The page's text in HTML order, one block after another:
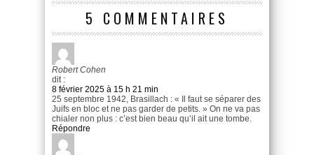
5 COMMENTAIRES
Robert Cohen
dit :
8 février 2025 à 15 h 21 min
25 septembre 1942, Brasillach : « Il faut se séparer des
Juifs en bloc et ne pas garder de petits. » On ne va pas
chialer non plus : c’est bien beau qu’il ait une tombe.
Répondre